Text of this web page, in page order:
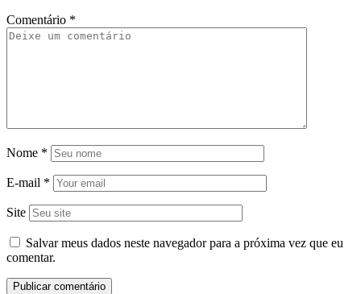
Comentário *
Nome *
E-mail *
Site
Salvar meus dados neste navegador para a próxima vez que eu
comentar.